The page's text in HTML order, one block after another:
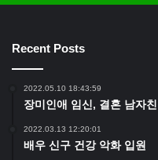
Recent Posts
2022.05.10 18:43:59
장미인애 임신, 결혼 남자
2022.03.13 12:20:01
배우 신구 건강 악화 입원